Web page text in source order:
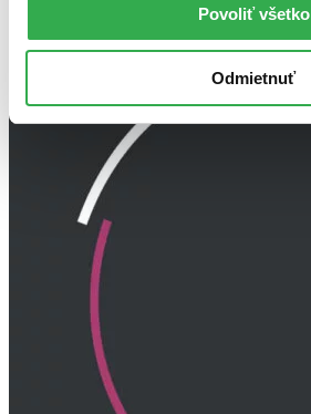
Povoliť všetko
Odmietnuť